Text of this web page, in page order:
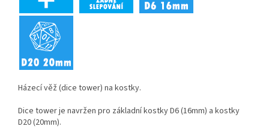
Házecí věž (dice tower) na kostky.
Dice tower je navržen pro základní kostky D6 (16mm) a kostky
D20 (20mm).